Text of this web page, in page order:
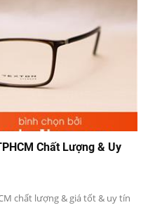
Chất Lượng & Uy
chất lượng & giá tốt & uy tín